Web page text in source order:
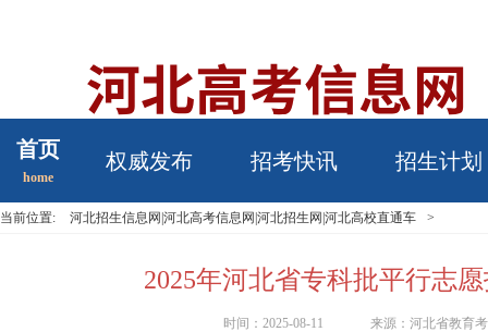
首页
home
权威发布 招考快讯 招生计划
当前位置: 河北招生信息网|河北高考信息网|河北招生网|河北高校直通车 >
2025年河北省专科批平行志
时间：2025-08-11 来源：河北省教育